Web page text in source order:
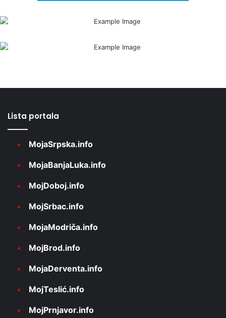
Lista portala
MojaSrpska.info
MojaBanjaLuka.info
MojDoboj.info
MojSrbac.info
MojaModriča.info
MojBrod.info
MojaDerventa.info
MojTeslić.info
MojPrnjavor.info